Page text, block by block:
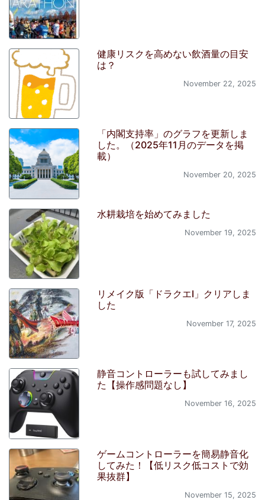
健康リスクを高めない飲酒量の目安
は？
November 22, 2025
「内閣支持率」のグラフを更新しま
した。（2025年11月のデータを掲
載）
November 20, 2025
水耕栽培を始めてみました
November 19, 2025
リメイク版「ドラクエI」クリアしま
した
November 17, 2025
静音コントローラーも試してみまし
た【操作感問題なし】
November 16, 2025
ゲームコントローラーを簡易静音化
してみた！【低リスク低コストで効
果抜群】
November 15, 2025